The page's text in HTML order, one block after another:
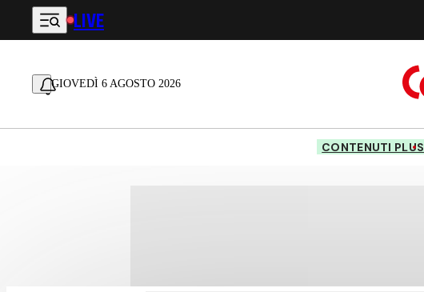
Vai al contenuto principale
LIVE
GIOVEDÌ 6 AGOSTO 2026
CONTENUTI PLUS